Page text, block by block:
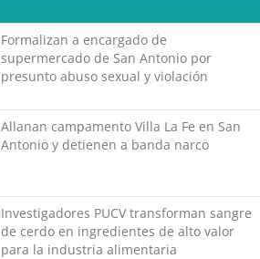
Formalizan a encargado de
supermercado de San Antonio por
presunto abuso sexual y violación
Allanan campamento Villa La Fe en San
Antonio y detienen a banda narco
Investigadores PUCV transforman sangre
de cerdo en ingredientes de alto valor
para la industria alimentaria